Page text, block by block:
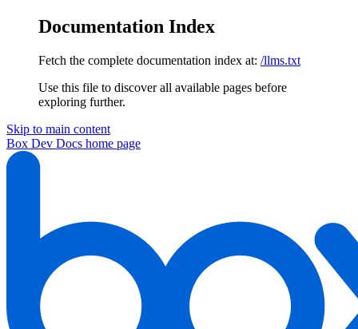
Documentation Index
Fetch the complete documentation index at: /llms.txt
Use this file to discover all available pages before
exploring further.
Skip to main content
Box Dev Docs home page